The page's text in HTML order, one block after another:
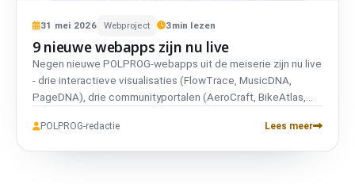
31 mei 2026 Webproject 3min lezen
9 nieuwe webapps zijn nu live
Negen nieuwe POLPROG-webapps uit de meiserie zijn nu live
- drie interactieve visualisaties (FlowTrace, MusicDNA,
PageDNA), drie communityportalen (AeroCraft, BikeAtlas,
MyLastTab, WelcomeTo1997). Allemaal privacy-first,
POLPROG-redactie Lees meer